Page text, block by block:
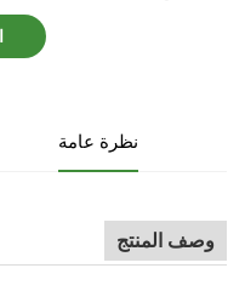
نظرة عامة
وصف المنتج